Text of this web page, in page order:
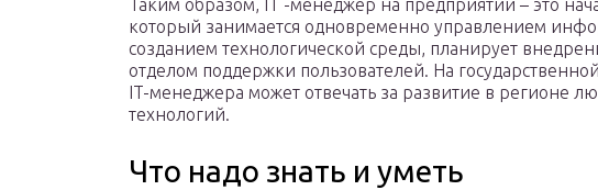
Таким образом, IT -менеджер на предприятии – это
который занимается одновременно управлением
созданием технологической среды, планирует
отделом поддержки пользователей. На
IT-менеджера может отвечать за развитие в регионе
технологий.
Что надо знать и уметь